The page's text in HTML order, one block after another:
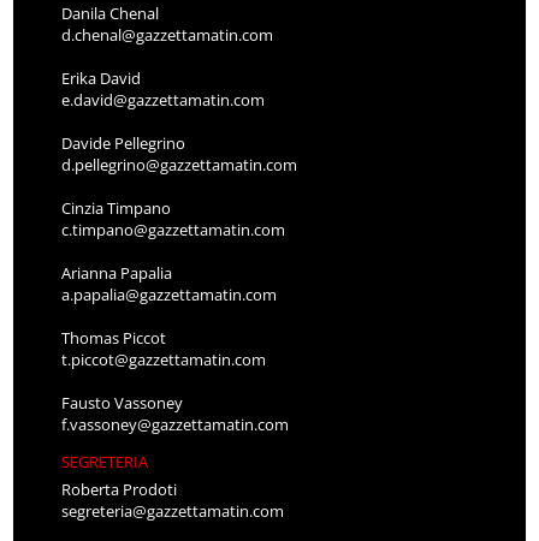
Danila Chenal
d.chenal@gazzettamatin.com
Erika David
e.david@gazzettamatin.com
Davide Pellegrino
d.pellegrino@gazzettamatin.com
Cinzia Timpano
c.timpano@gazzettamatin.com
Arianna Papalia
a.papalia@gazzettamatin.com
Thomas Piccot
t.piccot@gazzettamatin.com
Fausto Vassoney
f.vassoney@gazzettamatin.com
SEGRETERIA
Roberta Prodoti
segreteria@gazzettamatin.com